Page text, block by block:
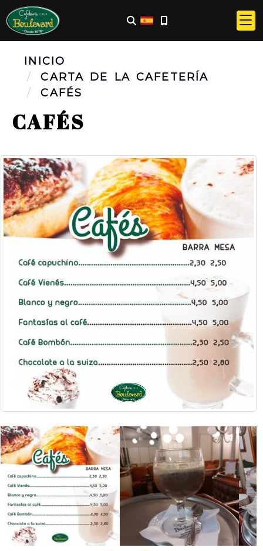
INICIO
CARTA DE LA CAFETERÍA
CAFÉS
CAFÉS